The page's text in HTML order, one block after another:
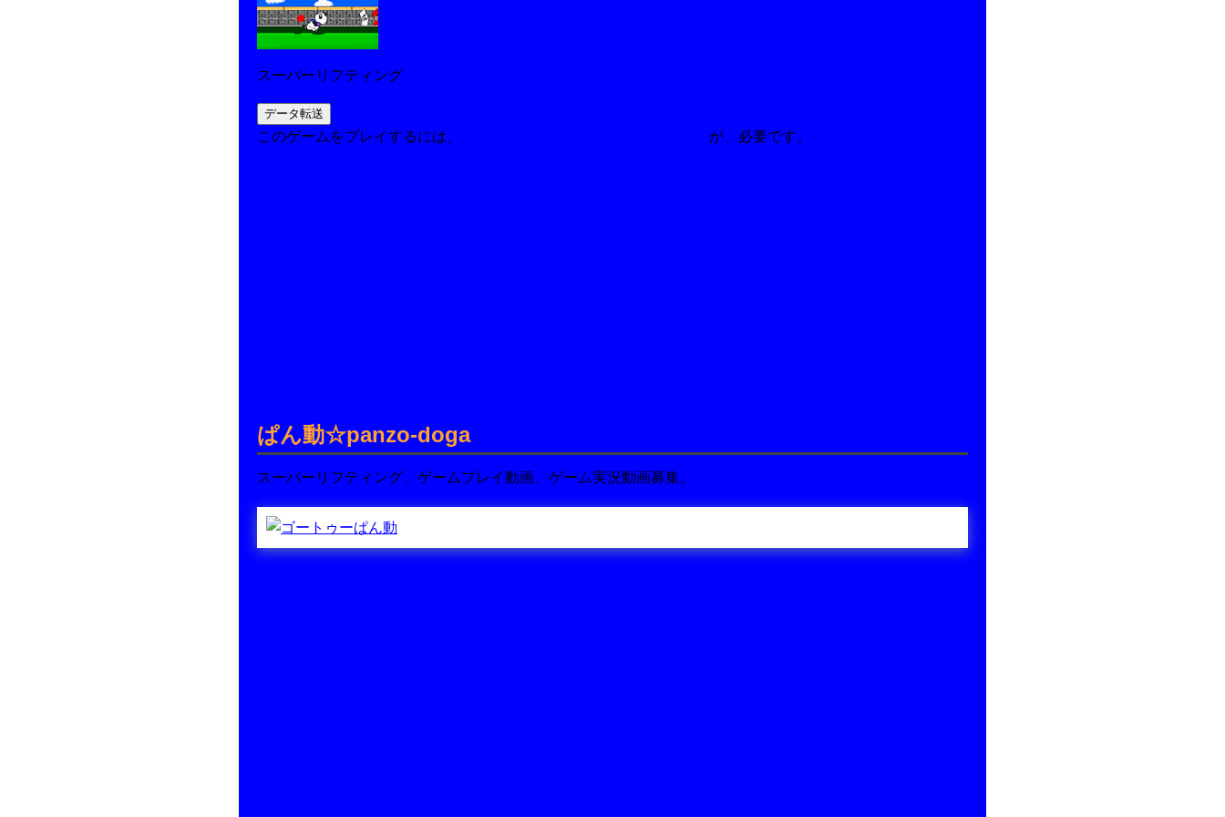
スーパーリフティング
このゲームをプレイするには、 が、必要です。
ぱん動☆panzo-doga
スーパーリフティング、ゲームプレイ動画、ゲーム実況動画募集。